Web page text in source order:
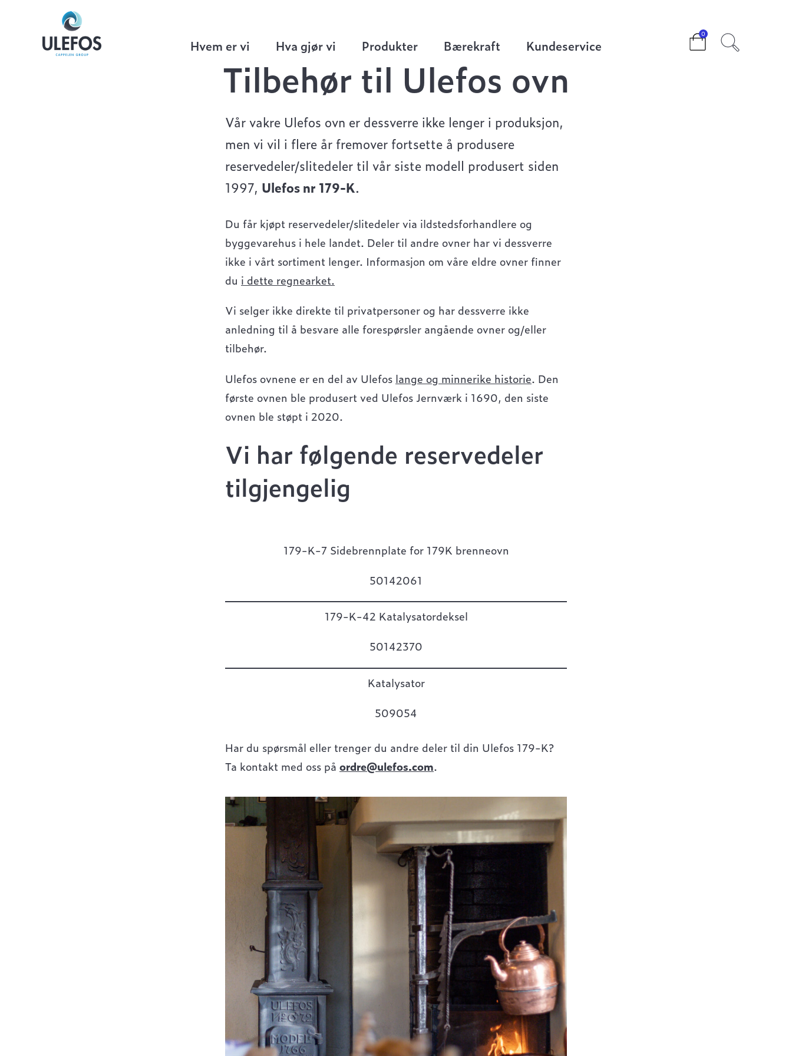
0
Hvem er vi Hva gjør vi Produkter Bærekraft Kundeservice
Ulefos>
Tilbehør til Ulefos ovn
Vår vakre Ulefos ovn er dessverre ikke lenger i produksjon,
men vi vil i flere år fremover fortsette å produsere
reservedeler/slitedeler til vår siste modell produsert siden
1997, Ulefos nr 179-K.
Du får kjøpt reservedeler/slitedeler via ildstedsforhandlere og
byggevarehus i hele landet. Deler til andre ovner har vi dessverre
ikke i vårt sortiment lenger. Informasjon om våre eldre ovner finner
du i dette regnearket.
Vi selger ikke direkte til privatpersoner og har dessverre ikke
anledning til å besvare alle forespørsler angående ovner og/eller
tilbehør.
Ulefos ovnene er en del av Ulefos lange og minnerike historie. Den
første ovnen ble produsert ved Ulefos Jernværk i 1690, den siste
ovnen ble støpt i 2020.
Vi har følgende reservedeler
tilgjengelig
179-K-7 Sidebrennplate for 179K brenneovn
50142061
179-K-42 Katalysatordeksel
50142370
Katalysator
509054
Har du spørsmål eller trenger du andre deler til din Ulefos 179-K?
Ta kontakt med oss på ordre@ulefos.com.